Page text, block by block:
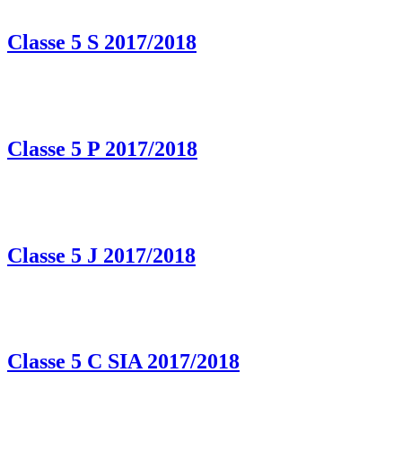
Classe 5 S 2017/2018
Classe 5 P 2017/2018
Classe 5 J 2017/2018
Classe 5 C SIA 2017/2018